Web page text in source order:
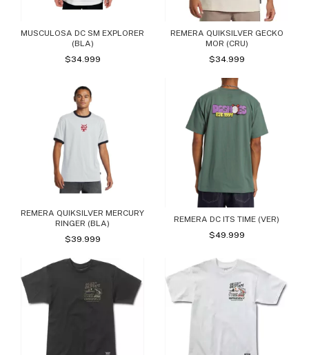
MUSCULOSA DC SM EXPLORER
(BLA)
$34.999
REMERA QUIKSILVER GECKO
MOR (CRU)
$34.999
REMERA QUIKSILVER MERCURY
RINGER (BLA)
$39.999
REMERA DC ITS TIME (VER)
$49.999